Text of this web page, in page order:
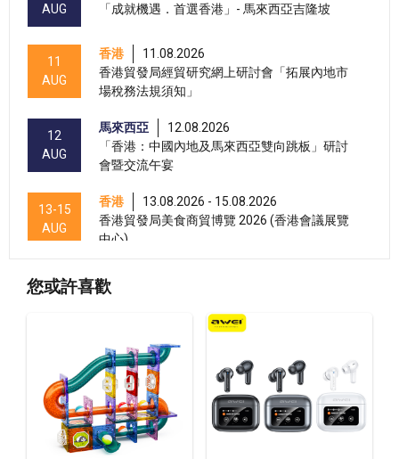
AUG
「成就機遇．首選香港」- 馬來西亞吉隆坡
11
AUG
香港
11.08.2026
香港貿發局經貿研究網上研討會「拓展內地市
場稅務法規須知」
12
AUG
馬來西亞
12.08.2026
「香港：中國內地及馬來西亞雙向跳板」研討
會暨交流午宴
13-15
AUG
香港
13.08.2026 - 15.08.2026
香港貿發局美食商貿博覽 2026 (香港會議展覽
中心)
13-15
香港
香港貿發局香港國際茶展 2026 (香港會議展覽
AUG
香港
13.08.2026 - 17.08.2026
香港貿發局家電‧家居‧博覽 2026 (香港會議展
覽中心)
13-17
AUG
香港
13.08.2026 - 17.08.2026
香港貿發局美與健生活博覽 2026 (香港會議展
您或許喜歡